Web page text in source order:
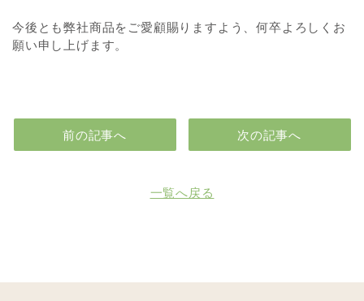
今後とも弊社商品をご愛顧賜りますよう、何卒よろしくお
願い申し上げます。
前の記事へ
一覧へ戻る
次の記事へ